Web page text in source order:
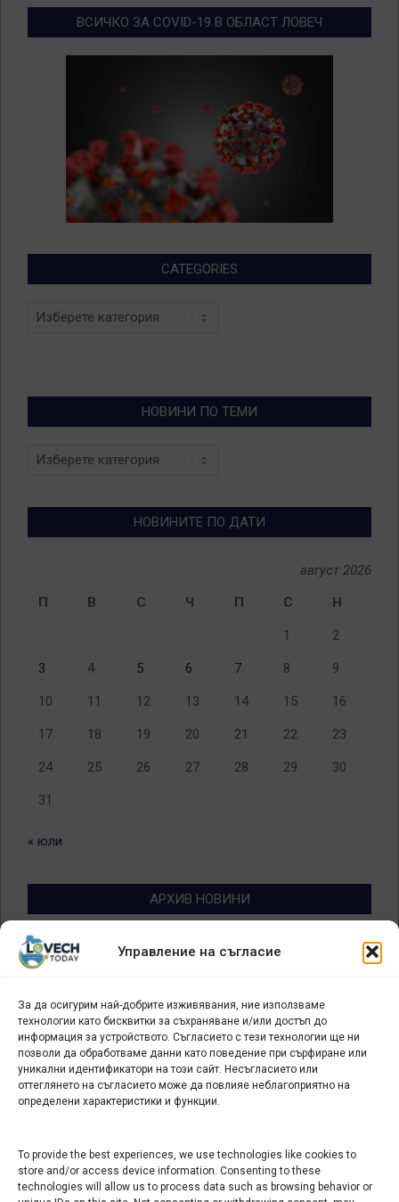
Управление на съгласие
За да осигурим най-добрите изживявания, ние използваме
технологии като бисквитки за съхраняване и/или достъп до
информация за устройството. Съгласието с тези технологии ще ни
позволи да обработваме данни като поведение при сърфиране или
уникални идентификатори на този сайт. Несъгласието или
оттеглянето на съгласието може да повлияе неблагоприятно на
определени характеристики и функции.
To provide the best experiences, we use technologies like cookies to
store and/or access device information. Consenting to these
technologies will allow us to process data such as browsing behavior or
ВСИЧКО ЗА COVID-19 В ОБЛАСТ ЛОВЕЧ
CATEGORIES
Categories
НОВИНИ ПО ТЕМИ
Новини
НОВИНИТЕ ПО ДАТИ
август 2026
П
В С Ч П С Н
1 2
3 4 5 6 7 8 9
10 11 12 13 14 15 16
17 18 19 20 21 22 23
24 25 26 27 28 29 30
31
« юли
АРХИВ НОВИНИ
Архив
новини
БИЗНЕС
Арт галерия "Мостове" – магазин за изкуство
СЕВЕРОЗАПАДА ИНФОРМАЦИОНЕН БИЗНЕС
ТУРИСТИЧЕСКИ КЛЪСТЕР
ИНСТИТУЦИИ В ЛОВЕЧ